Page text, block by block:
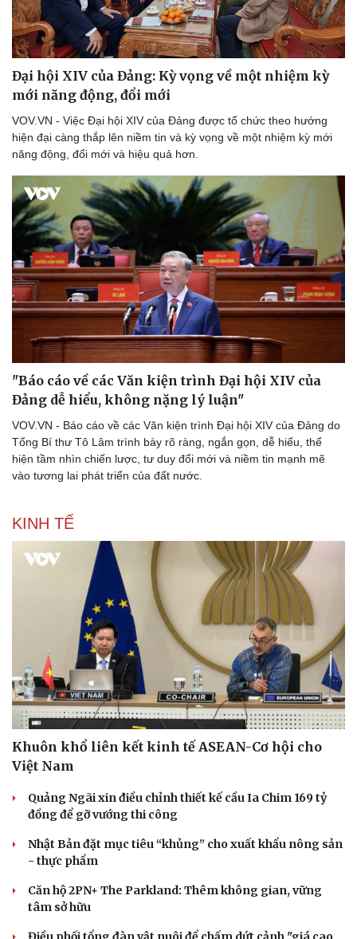
Thể thao
Bóng đá
Lịch thi đấu bóng đá
eSports
Hậu trường
Ô tô - Xe máy
Ô tô
Xe máy
Đại hội XIV của Đảng: Kỳ vọng về một nhiệm kỳ
mới năng động, đổi mới
VOV.VN - Việc Đại hội XIV của Đảng được tổ chức theo hướng
hiện đại càng thắp lên niềm tin và kỳ vọng về một nhiệm kỳ mới
năng động, đổi mới và hiệu quả hơn.
"Báo cáo về các Văn kiện trình Đại hội XIV của
Đảng dễ hiểu, không nặng lý luận"
VOV.VN - Báo cáo về các Văn kiện trình Đại hội XIV của Đảng do
Tổng Bí thư Tô Lâm trình bày rõ ràng, ngắn gọn, dễ hiểu, thể
hiện tầm nhìn chiến lược, tư duy đổi mới và niềm tin mạnh mẽ
vào tương lai phát triển của đất nước.
KINH TẾ
Khuôn khổ liên kết kinh tế ASEAN-Cơ hội cho
Việt Nam
Quảng Ngãi xin điều chỉnh thiết kế cầu Ia Chim 169 tỷ
đồng để gỡ vướng thi công
Nhật Bản đặt mục tiêu “khủng” cho xuất khẩu nông sản
- thực phẩm
Căn hộ 2PN+ The Parkland: Thêm không gian, vững
tâm sở hữu